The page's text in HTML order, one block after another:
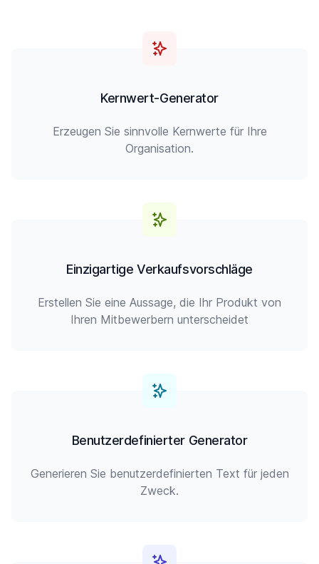
Kernwert-Generator
Erzeugen Sie sinnvolle Kernwerte für Ihre
Organisation.
Einzigartige Verkaufsvorschläge
Erstellen Sie eine Aussage, die Ihr Produkt von
Ihren Mitbewerbern unterscheidet
Benutzerdefinierter Generator
Generieren Sie benutzerdefinierten Text für jeden
Zweck.